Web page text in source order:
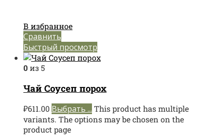
В избранное
Сравнить
Быстрый просмотр
0из 5
Чай Соусеп порох
₽611.00 Выбрать ... This product has multiple
variants. The options may be chosen on the
product page